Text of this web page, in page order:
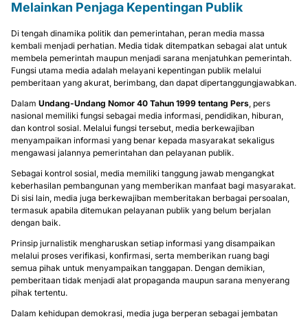
Melainkan Penjaga Kepentingan Publik
Di tengah dinamika politik dan pemerintahan, peran media massa
kembali menjadi perhatian. Media tidak ditempatkan sebagai alat untuk
membela pemerintah maupun menjadi sarana menjatuhkan pemerintah.
Fungsi utama media adalah melayani kepentingan publik melalui
pemberitaan yang akurat, berimbang, dan dapat dipertanggungjawabkan.
Dalam Undang-Undang Nomor 40 Tahun 1999 tentang Pers , pers
nasional memiliki fungsi sebagai media informasi, pendidikan, hiburan,
dan kontrol sosial. Melalui fungsi tersebut, media berkewajiban
menyampaikan informasi yang benar kepada masyarakat sekaligus
mengawasi jalannya pemerintahan dan pelayanan publik.
Sebagai kontrol sosial, media memiliki tanggung jawab mengangkat
keberhasilan pembangunan yang memberikan manfaat bagi masyarakat.
Di sisi lain, media juga berkewajiban memberitakan berbagai persoalan,
termasuk apabila ditemukan pelayanan publik yang belum berjalan
dengan baik.
Prinsip jurnalistik mengharuskan setiap informasi yang disampaikan
melalui proses verifikasi, konfirmasi, serta memberikan ruang bagi
semua pihak untuk menyampaikan tanggapan. Dengan demikian,
pemberitaan tidak menjadi alat propaganda maupun sarana menyerang
pihak tertentu.
Dalam kehidupan demokrasi, media juga berperan sebagai jembatan